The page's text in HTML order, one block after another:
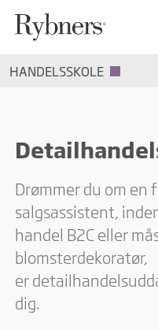
HANDELSSKOLE
Drømmer du om en
salgsassistent,
handel B2C eller
blomsterdekoratør,
er
dig.